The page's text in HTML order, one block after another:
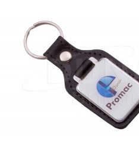
Dunas
Normalmente